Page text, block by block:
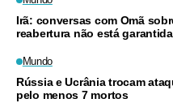
Irã: conversas com Omã
reabertura não está garantida
Mundo
Rússia e Ucrânia trocam
pelo menos 7 mortos